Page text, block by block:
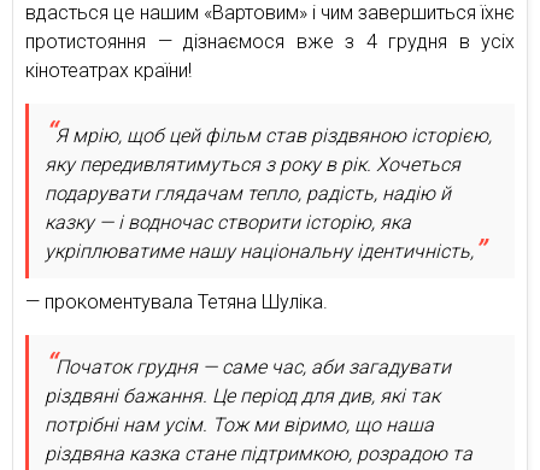
вдасться це нашим «Вартовим» і чим завершиться їхнє
протистояння — дізнаємося вже з 4 грудня в усіх
кінотеатрах країни!
Я мрію, щоб цей фільм став різдвяною історією,
яку передивлятимуться з року в рік. Хочеться
подарувати глядачам тепло, радість, надію й
казку — і водночас створити історію, яка
укріплюватиме нашу національну ідентичність,
— прокоментувала Тетяна Шуліка.
Початок грудня — саме час, аби загадувати
різдвяні бажання. Це період для див, які так
потрібні нам усім. Тож ми віримо, що наша
різдвяна казка стане підтримкою, розрадою та